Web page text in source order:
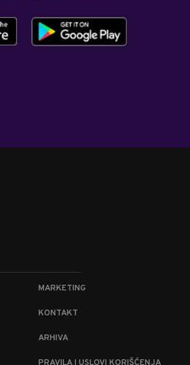
MARKETING
KONTAKT
ARHIVA
PRAVILA I USLOVI KORIŠĆENJA